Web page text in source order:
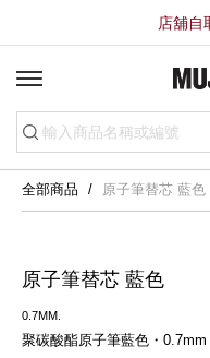
店舖自
全部商品 原子筆替芯 藍色
原子筆替芯 藍色
0.7MM.
聚碳酸酯原子筆藍色・0.7mm